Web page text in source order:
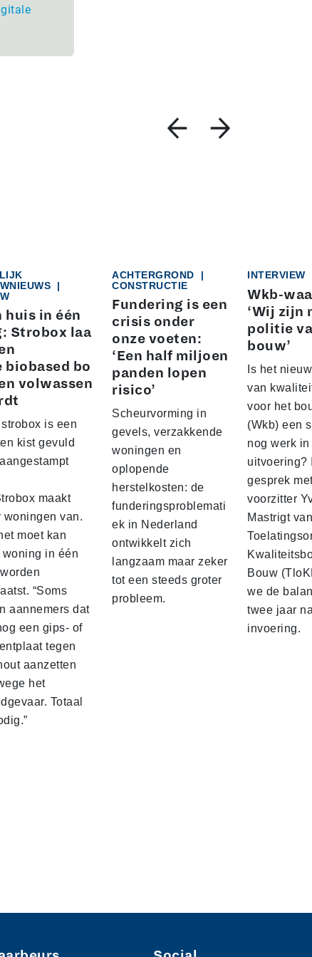
|
huis in één
Strobox laa
biobased bo
volwassen
strobox is een
kist gevuld
maakt
woningen van.
moet kan
woning in één
“Soms
aannemers dat
een gips‑ of
tegen
aanzetten
het
Totaal
ACHTERGROND
|
CONSTRUCTIE
Fundering is een
crisis onder
onze voeten:
‘Een half miljoen
panden lopen
risico’
Scheurvorming in
gevels, verzakkende
woningen en
oplopende
herstelkosten: de
funderingsproblemati
ek in Nederland
ontwikkelt zich
langzaam maar zeker
tot een steeds groter
probleem.
INTERVIEW
Wkb-
‘Wij zijn
politie
bouw’
Is het
van
voor het
(Wkb) een
nog werk in
uitvoering?
gesprek
voorzitter
Mastrigt
Bouw
we de
twee jaar
invoering.